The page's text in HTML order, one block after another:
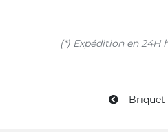
(*) Expédition en 24H
Briquet